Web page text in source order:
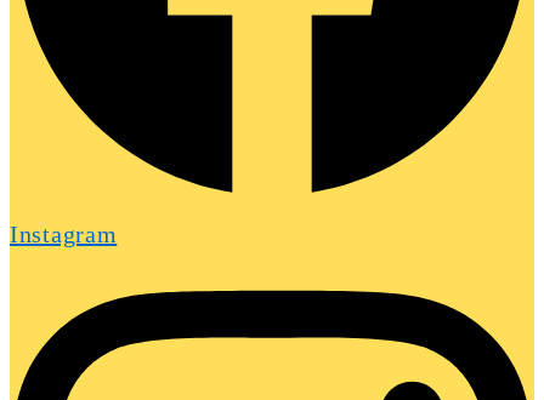
Instagram